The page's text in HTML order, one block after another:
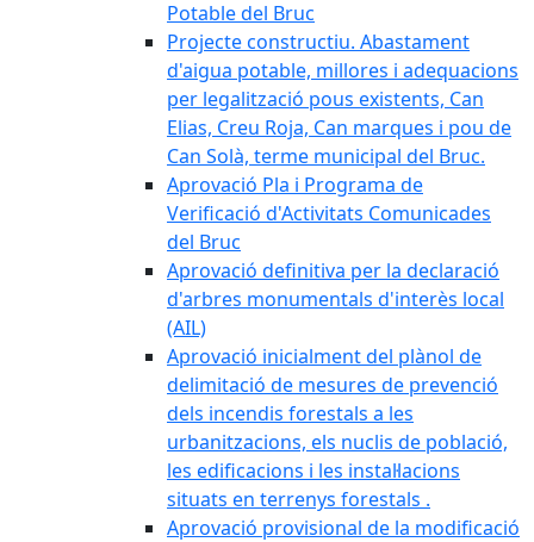
Potable del Bruc
Projecte constructiu. Abastament
d'aigua potable, millores i adequacions
per legalització pous existents, Can
Elias, Creu Roja, Can marques i pou de
Can Solà, terme municipal del Bruc.
Aprovació Pla i Programa de
Verificació d'Activitats Comunicades
del Bruc
Aprovació definitiva per la declaració
d'arbres monumentals d'interès local
(AIL)
Aprovació inicialment del plànol de
delimitació de mesures de prevenció
dels incendis forestals a les
urbanitzacions, els nuclis de població,
les edificacions i les instal·lacions
situats en terrenys forestals .
Aprovació provisional de la modificació